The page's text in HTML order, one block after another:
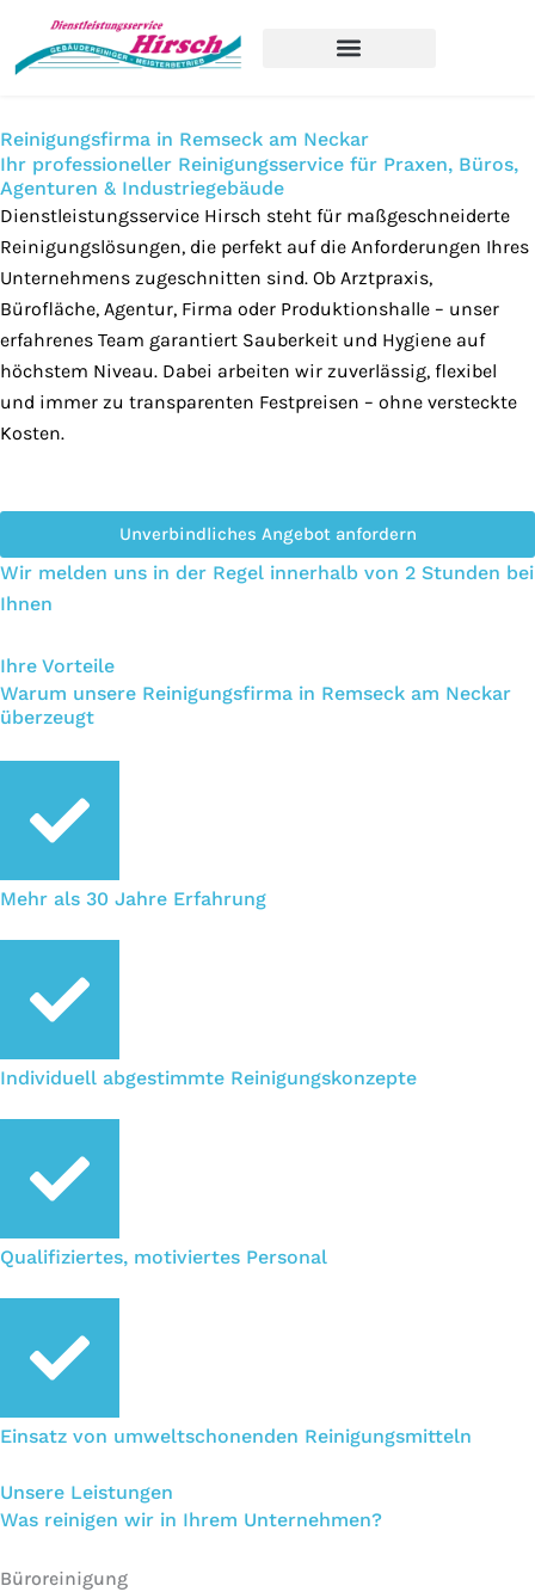
Inhalt
springen
Reinigungsfirma in Remseck am Neckar
Ihr professioneller Reinigungsservice für Praxen, Büros,
Agenturen & Industriegebäude
Dienstleistungsservice Hirsch steht für maßgeschneiderte
Reinigungslösungen, die perfekt auf die Anforderungen Ihres
Unternehmens zugeschnitten sind. Ob Arztpraxis,
Bürofläche, Agentur, Firma oder Produktionshalle – unser
erfahrenes Team garantiert Sauberkeit und Hygiene auf
höchstem Niveau. Dabei arbeiten wir zuverlässig, flexibel
und immer zu transparenten Festpreisen – ohne versteckte
Kosten.
Unverbindliches Angebot anfordern
Wir melden uns in der Regel innerhalb von 2 Stunden bei
Ihnen
Ihre Vorteile
Warum unsere Reinigungsfirma in Remseck am Neckar
überzeugt
Mehr als 30 Jahre Erfahrung
Individuell abgestimmte Reinigungskonzepte
Qualifiziertes, motiviertes Personal
Einsatz von umweltschonenden Reinigungsmitteln
Unsere Leistungen
Was reinigen wir in Ihrem Unternehmen?
Büroreinigung